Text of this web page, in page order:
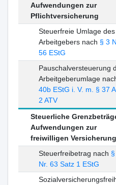
Aufwendungen zur
Pflichtversicherung
Steuerfreie Umlage des
Arbeitgebers nach § 3
56 EStG
Pauschalversteuerung
Arbeitgeberumlage
40b EStG i. V. m. § 37
2 ATV
Steuerliche
Aufwendungen zur
freiwilligen Versicherung
Steuerfreibetrag nach
Nr. 63 Satz 1 EStG